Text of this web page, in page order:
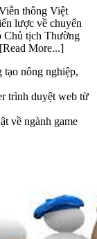
thông Việt
lược về chuyển
Chủ tịch Thường
[Read More...]
nông nghiệp,
trình duyệt web từ
về ngành game